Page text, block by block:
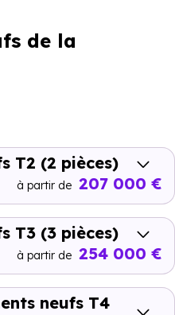
de la
T2 (2 pièces)
à partir de 207 000 €
T3 (3 pièces)
à partir de 254 000 €
neufs T4